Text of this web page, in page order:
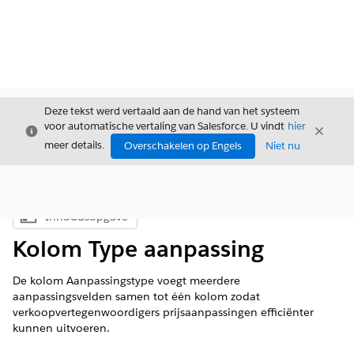
Sluiten
Deze tekst werd vertaald aan de hand van het systeem
voor automatische vertaling van Salesforce. U vindt hier
meer details.
Overschakelen op Engels Niet nu
Sluiten
Inhoudsopgave weergeven
Inhoudsopgave
Kolom Type aanpassing
De kolom Aanpassingstype voegt meerdere
aanpassingsvelden samen tot één kolom zodat
verkoopvertegenwoordigers prijsaanpassingen efficiënter
kunnen uitvoeren.